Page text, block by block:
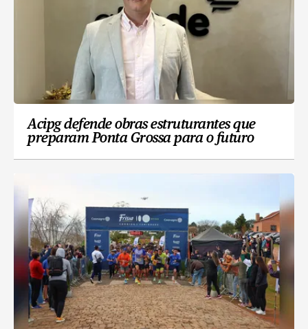
Acipg defende obras estruturantes que
preparam Ponta Grossa para o futuro